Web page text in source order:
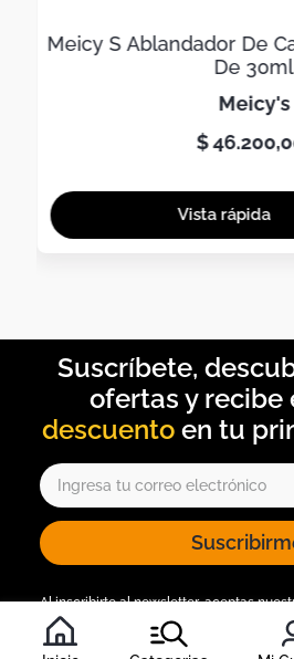
Meicy S Ablandador De
De 30ml
meicy's
$46.200,
descuento
Al inscribirte al newsletter, aceptas
condiciones
, y nuestra política de